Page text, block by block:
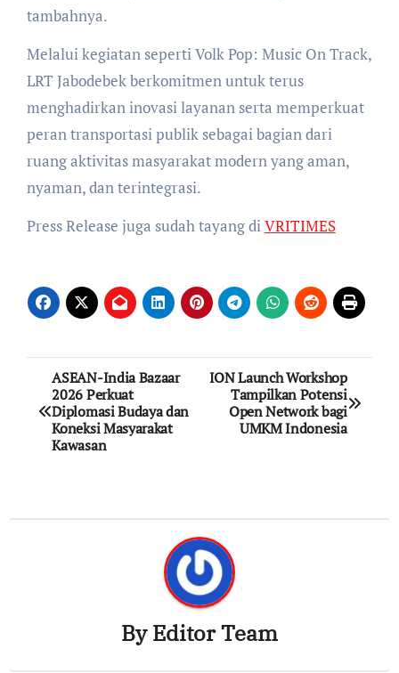
tambahnya.
Melalui kegiatan seperti Volk Pop: Music On Track,
LRT Jabodebek berkomitmen untuk terus
menghadirkan inovasi layanan serta memperkuat
peran transportasi publik sebagai bagian dari
ruang aktivitas masyarakat modern yang aman,
nyaman, dan terintegrasi.
Press Release juga sudah tayang diVRITIMES
Post
navigation
ASEAN-India Bazaar
2026 Perkuat
Diplomasi Budaya dan
Koneksi Masyarakat
Kawasan
ION Launch Workshop
Tampilkan Potensi
Open Network bagi
UMKM Indonesia
ByEditor Team